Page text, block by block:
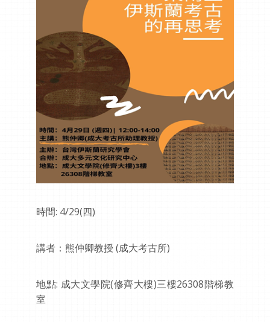
時間: 4/29(四)
講者：熊仲卿教授 (成大考古所)
地點: 成大文學院(修齊大樓)三樓26308階梯教
室